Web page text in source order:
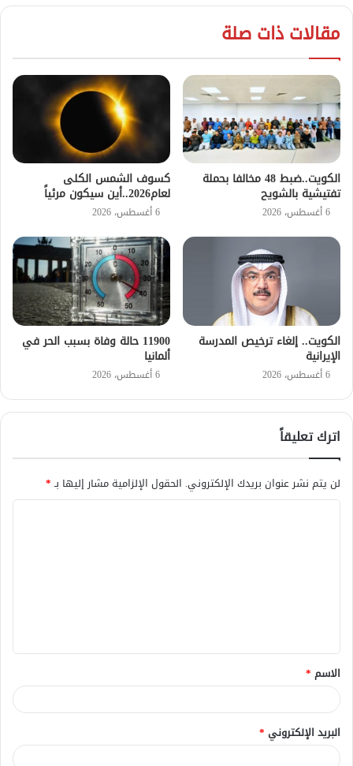
مقالات ذات صلة
الكويت..ضبط 48 مخالفا بحملة
تفتيشية بالشويح
6 أغسطس، 2026
كسوف الشمس الكلى
لعام2026..أين سيكون مرئياً
6 أغسطس، 2026
الكويت.. إلغاء ترخيص المدرسة
الإيرانية
6 أغسطس، 2026
11900 حالة وفاة بسبب الحر في
ألمانيا
6 أغسطس، 2026
اترك تعليقاً
لن يتم نشر عنوان بريدك الإلكتروني. الحقول الإلزامية مشار إليها بـ*
ق
*
الاسم *
البريد الإلكتروني *